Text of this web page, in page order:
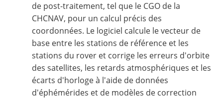
de post-traitement, tel que le CGO de la
CHCNAV, pour un calcul précis des
coordonnées. Le logiciel calcule le vecteur de
base entre les stations de référence et les
stations du rover et corrige les erreurs d'orbite
des satellites, les retards atmosphériques et les
écarts d'horloge à l'aide de données
d'éphémérides et de modèles de correction